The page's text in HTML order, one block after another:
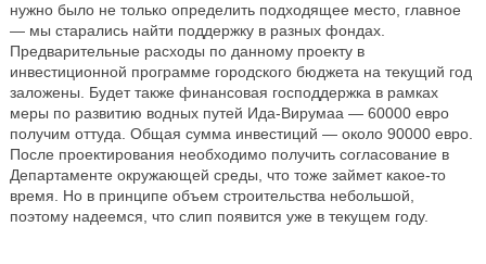
нужно было не только определить подходящее место, главное
— мы старались найти поддержку в разных фондах.
Предварительные расходы по данному проекту в
инвестиционной программе городского бюджета на текущий год
заложены. Будет также финансовая господдержка в рамках
меры по развитию водных путей Ида-Вирумаа — 60000 евро
получим оттуда. Общая сумма инвестиций — около 90000 евро.
После проектирования необходимо получить согласование в
Департаменте окружающей среды, что тоже займет какое-то
время. Но в принципе объем строительства небольшой,
поэтому надеемся, что слип появится уже в текущем году.